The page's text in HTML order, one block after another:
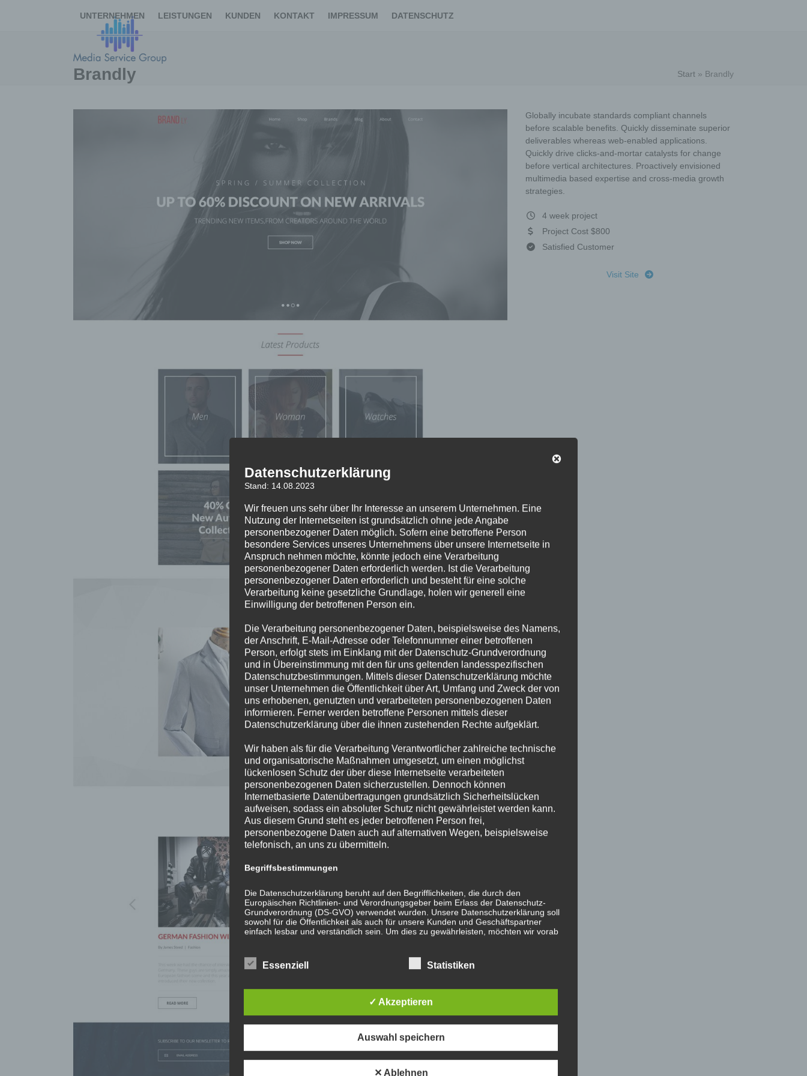
UNTERNEHMEN LEISTUNGEN KUNDEN KONTAKT IMPRESSUM DATENSCHUTZ
Brandly Start » Brandly
Globally incubate standards compliant channels
before scalable benefits. Quickly disseminate superior
deliverables whereas web-enabled applications.
Quickly drive clicks-and-mortar catalysts for change
before vertical architectures. Proactively envisioned
multimedia based expertise and cross-media growth
strategies.
4 week project
Project Cost $800
Satisfied Customer
Visit Site
Datenschutzerklärung
Stand: 14.08.2023
Wir freuen uns sehr über Ihr Interesse an unserem Unternehmen. Eine
Nutzung der Internetseiten ist grundsätzlich ohne jede Angabe
personenbezogener Daten möglich. Sofern eine betroffene Person
besondere Services unseres Unternehmens über unsere Internetseite in
Anspruch nehmen möchte, könnte jedoch eine Verarbeitung
personenbezogener Daten erforderlich werden. Ist die Verarbeitung
personenbezogener Daten erforderlich und besteht für eine solche
Verarbeitung keine gesetzliche Grundlage, holen wir generell eine
Einwilligung der betroffenen Person ein.
Die Verarbeitung personenbezogener Daten, beispielsweise des Namens,
der Anschrift, E-Mail-Adresse oder Telefonnummer einer betroffenen
Person, erfolgt stets im Einklang mit der Datenschutz-Grundverordnung
und in Übereinstimmung mit den für uns geltenden landesspezifischen
Datenschutzbestimmungen. Mittels dieser Datenschutzerklärung möchte
unser Unternehmen die Öffentlichkeit über Art, Umfang und Zweck der von
uns erhobenen, genutzten und verarbeiteten personenbezogenen Daten
informieren. Ferner werden betroffene Personen mittels dieser
Datenschutzerklärung über die ihnen zustehenden Rechte aufgeklärt.
Wir haben als für die Verarbeitung Verantwortlicher zahlreiche technische
und organisatorische Maßnahmen umgesetzt, um einen möglichst
lückenlosen Schutz der über diese Internetseite verarbeiteten
personenbezogenen Daten sicherzustellen. Dennoch können
Internetbasierte Datenübertragungen grundsätzlich Sicherheitslücken
aufweisen, sodass ein absoluter Schutz nicht gewährleistet werden kann.
Aus diesem Grund steht es jeder betroffenen Person frei,
personenbezogene Daten auch auf alternativen Wegen, beispielsweise
telefonisch, an uns zu übermitteln.
Begriffsbestimmungen
Die Datenschutzerklärung beruht auf den Begrifflichkeiten, die durch den
Europäischen Richtlinien- und Verordnungsgeber beim Erlass der Datenschutz-
Grundverordnung (DS-GVO) verwendet wurden. Unsere Datenschutzerklärung soll
sowohl für die Öffentlichkeit als auch für unsere Kunden und Geschäftspartner
einfach lesbar und verständlich sein. Um dies zu gewährleisten, möchten wir vorab
Wir verwenden in dieser Datenschutzerklärung unter anderem die
a) personenbezogene Daten
Personenbezogene Daten sind alle Informationen, die sich auf eine
identifizierte oder identifizierbare natürliche Person (im Folgenden „betroffene
Person") beziehen. Als identifizierbar wird eine natürliche Person angesehen,
Essenziell Statistiken
✓ Akzeptieren
Auswahl speichern
✕ Ablehnen